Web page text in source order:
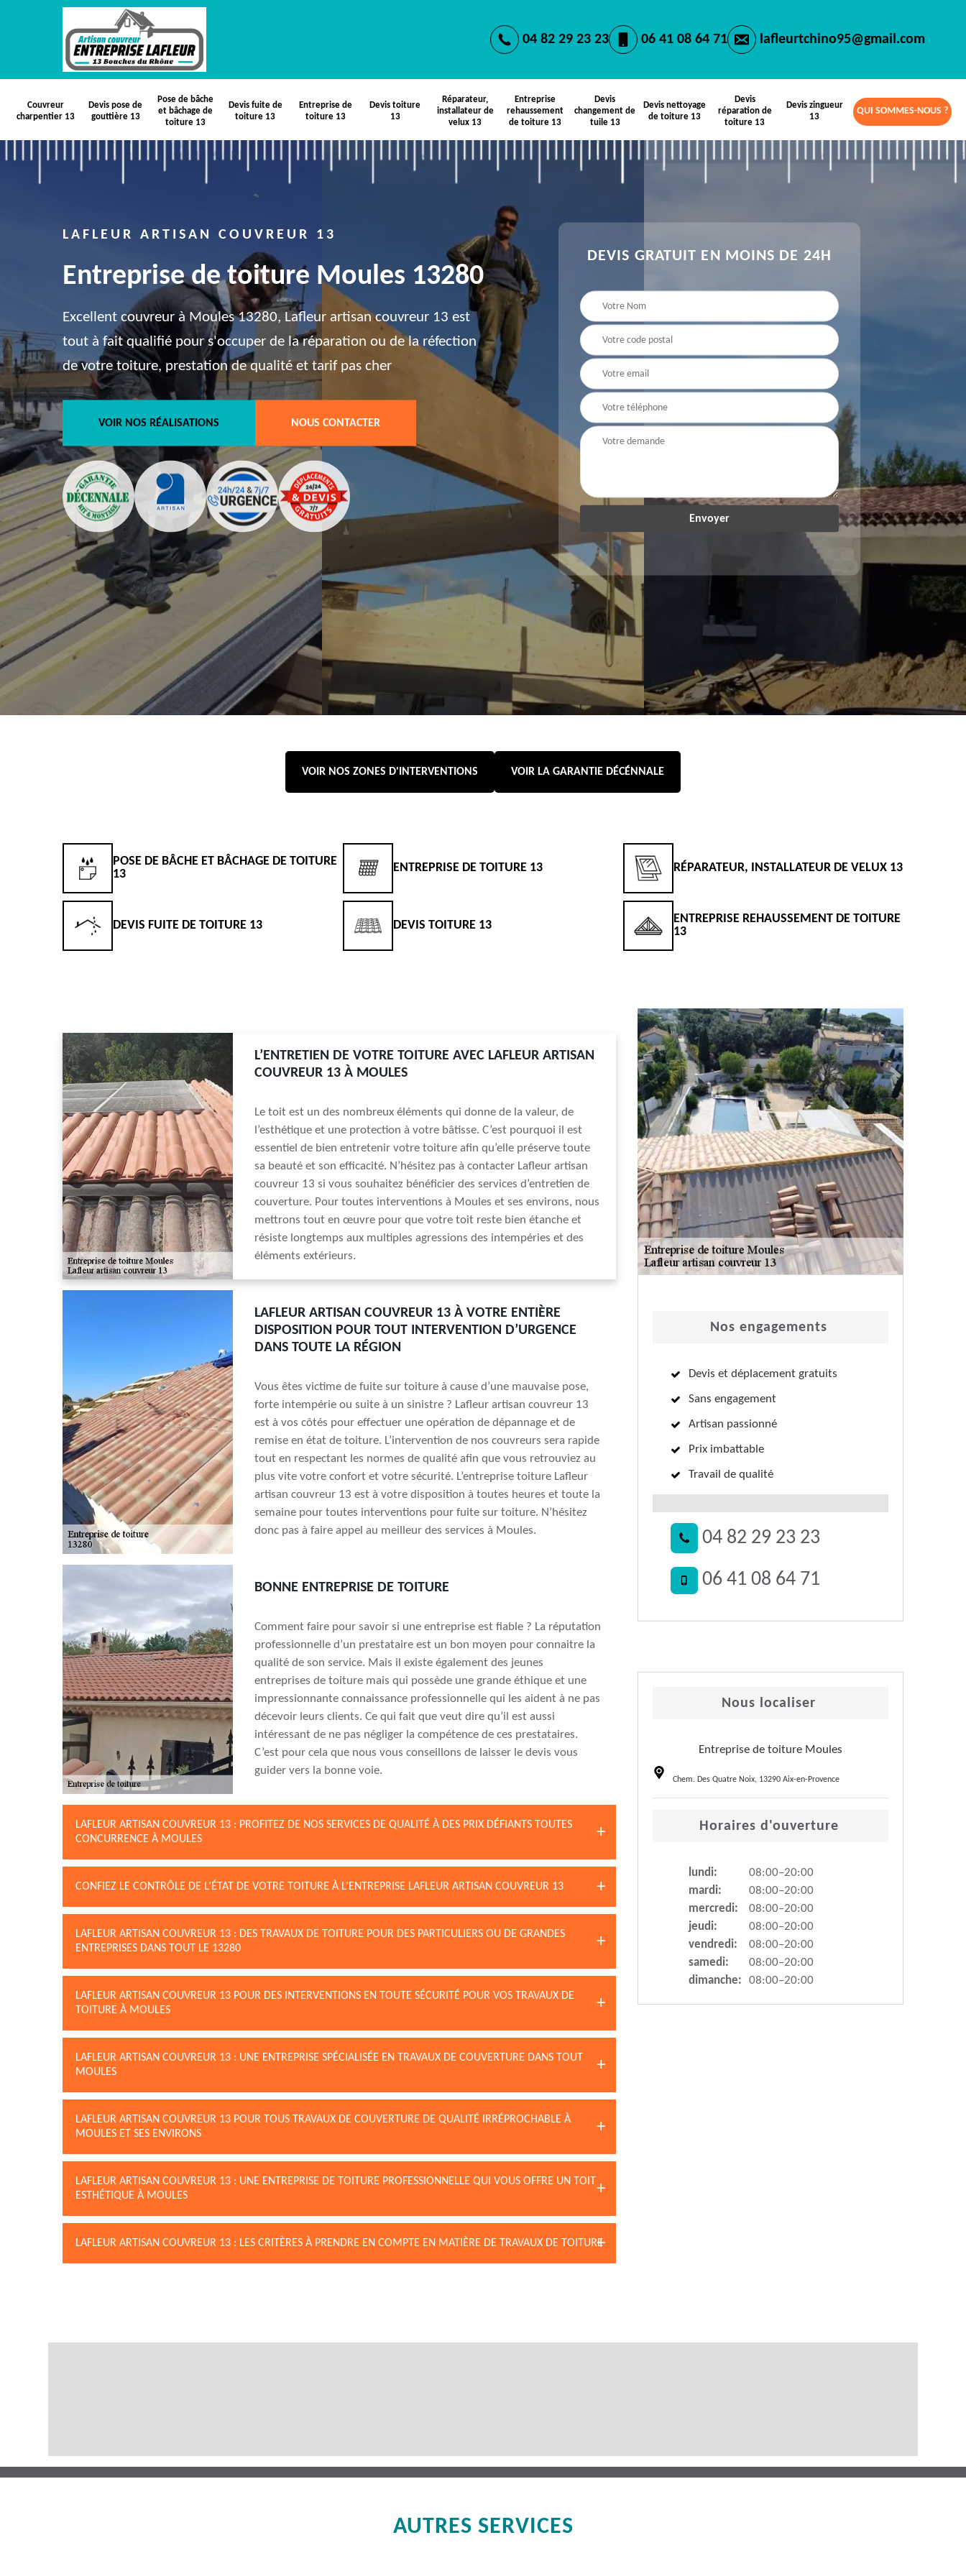
04 82 29 23 23 06 41 08 64 71 lafleurtchino95@gmail.com
Couvreur
charpentier 13
Devis pose de
gouttière 13
Pose de bâche
et bâchage de
toiture 13
Devis fuite de
toiture 13
Entreprise de
toiture 13
Devis toiture
13
Réparateur,
installateur de
velux 13
Entreprise
rehaussement
de toiture 13
Devis
changement de
tuile 13
Devis nettoyage
de toiture 13
Devis
réparation de
toiture 13
Devis zingueur
13
QUI SOMMES-NOUS ?
LAFLEUR ARTISAN COUVREUR 13
Entreprise de toiture Moules 13280
Excellent couvreur à Moules 13280, Lafleur artisan couvreur 13 est
tout à fait qualifié pour s'occuper de la réparation ou de la réfection
de votre toiture, prestation de qualité et tarif pas cher
VOIR NOS RÉALISATIONS NOUS CONTACTER
DEVIS GRATUIT EN MOINS DE 24H
VOIR NOS ZONES D'INTERVENTIONS VOIR LA GARANTIE DÉCÉNNALE
POSE DE BÂCHE ET BÂCHAGE DE TOITURE
13
DEVIS FUITE DE TOITURE 13
ENTREPRISE DE TOITURE 13
DEVIS TOITURE 13
RÉPARATEUR, INSTALLATEUR DE VELUX 13
ENTREPRISE REHAUSSEMENT DE TOITURE
13
L’ENTRETIEN DE VOTRE TOITURE AVEC LAFLEUR ARTISAN
COUVREUR 13 À MOULES
Le toit est un des nombreux éléments qui donne de la valeur, de
l’esthétique et une protection à votre bâtisse. C’est pourquoi il est
essentiel de bien entretenir votre toiture afin qu’elle préserve toute
sa beauté et son efficacité. N’hésitez pas à contacter Lafleur artisan
couvreur 13 si vous souhaitez bénéficier des services d’entretien de
couverture. Pour toutes interventions à Moules et ses environs, nous
mettrons tout en œuvre pour que votre toit reste bien étanche et
résiste longtemps aux multiples agressions des intempéries et des
éléments extérieurs.
LAFLEUR ARTISAN COUVREUR 13 À VOTRE ENTIÈRE
DISPOSITION POUR TOUT INTERVENTION D’URGENCE
DANS TOUTE LA RÉGION
Vous êtes victime de fuite sur toiture à cause d’une mauvaise pose,
forte intempérie ou suite à un sinistre ? Lafleur artisan couvreur 13
est à vos côtés pour effectuer une opération de dépannage et de
remise en état de toiture. L’intervention de nos couvreurs sera rapide
tout en respectant les normes de qualité afin que vous retrouviez au
plus vite votre confort et votre sécurité. L’entreprise toiture Lafleur
artisan couvreur 13 est à votre disposition à toutes heures et toute la
semaine pour toutes interventions pour fuite sur toiture. N’hésitez
donc pas à faire appel au meilleur des services à Moules.
BONNE ENTREPRISE DE TOITURE
Comment faire pour savoir si une entreprise est fiable ? La réputation
professionnelle d’un prestataire est un bon moyen pour connaitre la
qualité de son service. Mais il existe également des jeunes
entreprises de toiture mais qui possède une grande éthique et une
impressionnante connaissance professionnelle qui les aident à ne pas
décevoir leurs clients. Ce qui fait que veut dire qu’il est aussi
intéressant de ne pas négliger la compétence de ces prestataires.
C’est pour cela que nous vous conseillons de laisser le devis vous
guider vers la bonne voie.
LAFLEUR ARTISAN COUVREUR 13 : PROFITEZ DE NOS SERVICES DE QUALITÉ À DES PRIX DÉFIANTS TOUTES
CONCURRENCE À MOULES
CONFIEZ LE CONTRÔLE DE L’ÉTAT DE VOTRE TOITURE À L’ENTREPRISE LAFLEUR ARTISAN COUVREUR 13
LAFLEUR ARTISAN COUVREUR 13 : DES TRAVAUX DE TOITURE POUR DES PARTICULIERS OU DE GRANDES
ENTREPRISES DANS TOUT LE 13280
LAFLEUR ARTISAN COUVREUR 13 POUR DES INTERVENTIONS EN TOUTE SÉCURITÉ POUR VOS TRAVAUX DE
TOITURE À MOULES
LAFLEUR ARTISAN COUVREUR 13 : UNE ENTREPRISE SPÉCIALISÉE EN TRAVAUX DE COUVERTURE DANS TOUT
MOULES
LAFLEUR ARTISAN COUVREUR 13 POUR TOUS TRAVAUX DE COUVERTURE DE QUALITÉ IRRÉPROCHABLE À
MOULES ET SES ENVIRONS
LAFLEUR ARTISAN COUVREUR 13 : UNE ENTREPRISE DE TOITURE PROFESSIONNELLE QUI VOUS OFFRE UN TOIT
ESTHÉTIQUE À MOULES
LAFLEUR ARTISAN COUVREUR 13 : LES CRITÈRES À PRENDRE EN COMPTE EN MATIÈRE DE TRAVAUX DE TOITURE
Nos engagements
Devis et déplacement gratuits
Sans engagement
Artisan passionné
Prix imbattable
Travail de qualité
04 82 29 23 23
06 41 08 64 71
Nous localiser
Entreprise de toiture Moules
Chem. Des Quatre Noix, 13290 Aix-en-Provence
Horaires d'ouverture
lundi:
08:00–20:00
mardi:
08:00–20:00
mercredi:
08:00–20:00
jeudi:
08:00–20:00
vendredi:
08:00–20:00
samedi:
08:00–20:00
dimanche:
08:00–20:00
AUTRES SERVICES